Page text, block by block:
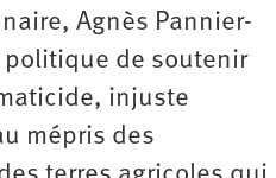
Agnès Pannier-
politique de soutenir
injuste
mépris des